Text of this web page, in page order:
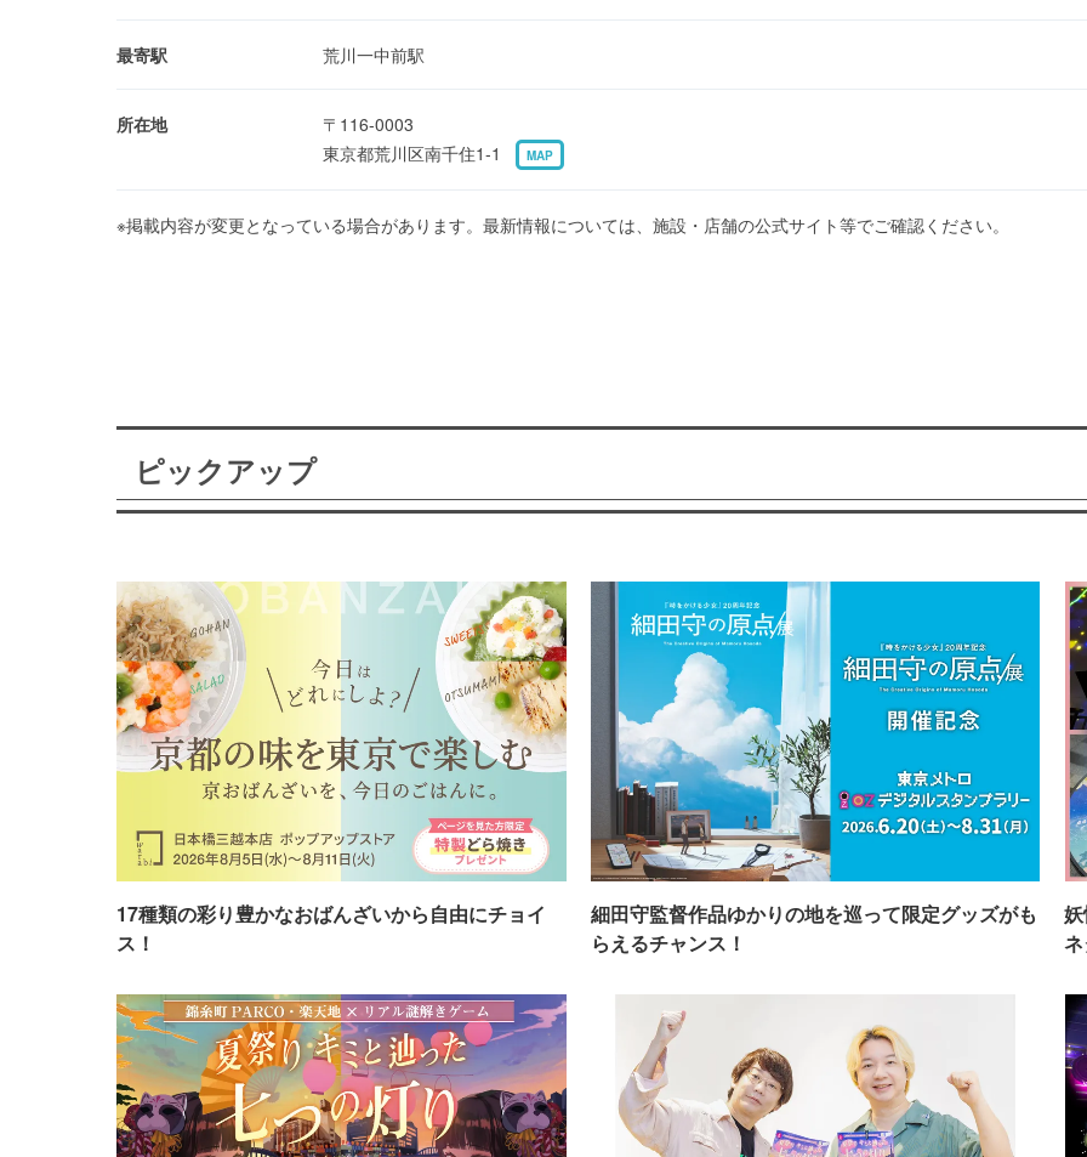
最寄駅 荒川一中前駅
所在地
〒116-0003
東京都荒川区南千住1-1
MAP
※掲載内容が変更となっている場合があります。最新情報については、施設・店舗の公式サイト等でご確認ください。
ピックアップ
17種類の彩り豊かなおばんざいから自由にチョイ
ス！
細田守監督作品ゆかりの地を巡って限定グッズがも
らえるチャンス！